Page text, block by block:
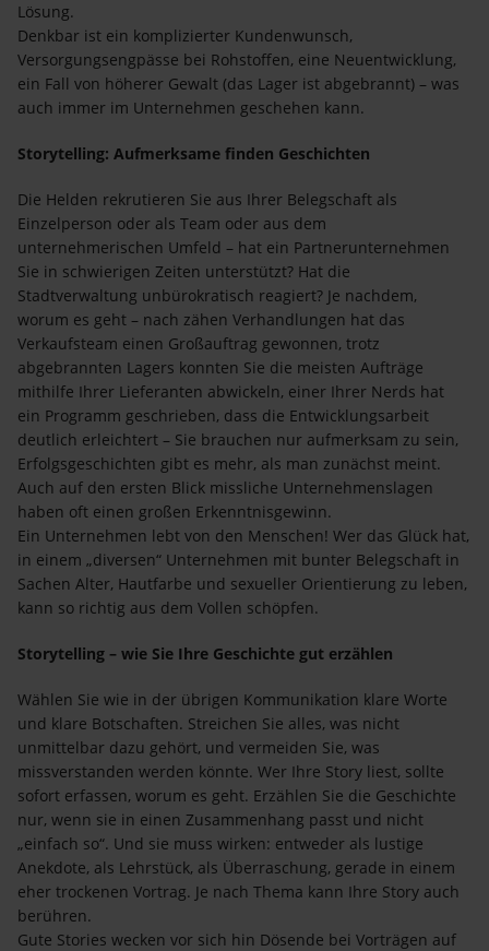
Lösung.
Denkbar ist ein komplizierter Kundenwunsch,
Versorgungsengpässe bei Rohstoffen, eine Neuentwicklung,
ein Fall von höherer Gewalt (das Lager ist abgebrannt) – was
auch immer im Unternehmen geschehen kann.
Storytelling: Aufmerksame finden Geschichten
Die Helden rekrutieren Sie aus Ihrer Belegschaft als
Einzelperson oder als Team oder aus dem
unternehmerischen Umfeld – hat ein Partnerunternehmen
Sie in schwierigen Zeiten unterstützt? Hat die
Stadtverwaltung unbürokratisch reagiert? Je nachdem,
worum es geht – nach zähen Verhandlungen hat das
Verkaufsteam einen Großauftrag gewonnen, trotz
abgebrannten Lagers konnten Sie die meisten Aufträge
mithilfe Ihrer Lieferanten abwickeln, einer Ihrer Nerds hat
ein Programm geschrieben, dass die Entwicklungsarbeit
deutlich erleichtert – Sie brauchen nur aufmerksam zu sein,
Erfolgsgeschichten gibt es mehr, als man zunächst meint.
Auch auf den ersten Blick missliche Unternehmenslagen
haben oft einen großen Erkenntnisgewinn.
Ein Unternehmen lebt von den Menschen! Wer das Glück hat,
in einem „diversen“ Unternehmen mit bunter Belegschaft in
Sachen Alter, Hautfarbe und sexueller Orientierung zu leben,
kann so richtig aus dem Vollen schöpfen.
Storytelling – wie Sie Ihre Geschichte gut erzählen
Wählen Sie wie in der übrigen Kommunikation klare Worte
und klare Botschaften. Streichen Sie alles, was nicht
unmittelbar dazu gehört, und vermeiden Sie, was
missverstanden werden könnte. Wer Ihre Story liest, sollte
sofort erfassen, worum es geht. Erzählen Sie die Geschichte
nur, wenn sie in einen Zusammenhang passt und nicht
„einfach so“. Und sie muss wirken: entweder als lustige
Anekdote, als Lehrstück, als Überraschung, gerade in einem
eher trockenen Vortrag. Je nach Thema kann Ihre Story auch
berühren.
Gute Stories wecken vor sich hin Dösende bei Vorträgen auf